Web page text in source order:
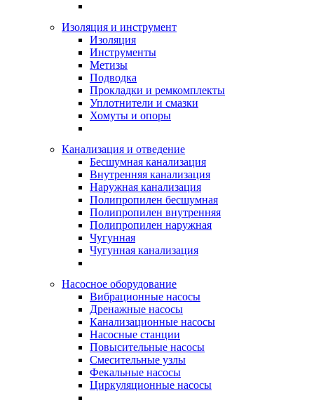
Изоляция и инструмент
Изоляция
Инструменты
Метизы
Подводка
Прокладки и ремкомплекты
Уплотнители и смазки
Хомуты и опоры
Канализация и отведение
Бесшумная канализация
Внутренняя канализация
Наружная канализация
Полипропилен бесшумная
Полипропилен внутренняя
Полипропилен наружная
Чугунная
Чугунная канализация
Насосное оборудование
Вибрационные насосы
Дренажные насосы
Канализационные насосы
Насосные станции
Повысительные насосы
Смесительные узлы
Фекальные насосы
Циркуляционные насосы